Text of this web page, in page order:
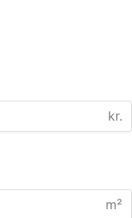
kr.
m²